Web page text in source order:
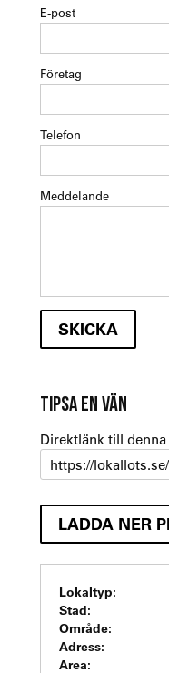
E-post
Företag
Telefon
Meddelande
TIPSA EN VÄN
Direktlänk till
https://
LADDA NER
Lokaltyp:
Stad:
Område:
Adress:
Area: